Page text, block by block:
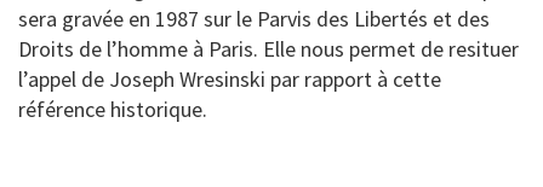
sera gravée en 1987 sur le Parvis des Libertés et des
Droits de l’homme à Paris. Elle nous permet de resituer
l’appel de Joseph Wresinski par rapport à cette
référence historique.